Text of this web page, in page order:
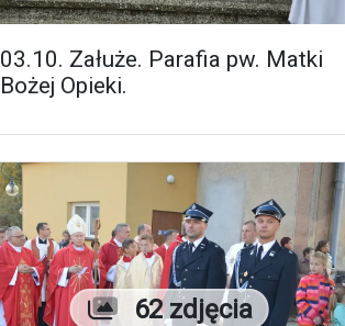
03.10. Załuże. Parafia pw. Matki
Bożej Opieki.
Liczba zdjęć
62 zdjęcia